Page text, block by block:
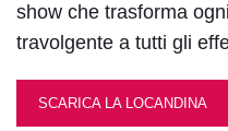
show che trasforma
travolgente a tutti gli
SCARICA LA LOCANDINA
Bassa
luminosità